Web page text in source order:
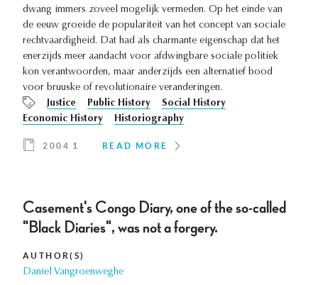
dwang immers zoveel mogelijk vermeden. Op het einde van
de eeuw groeide de populariteit van het concept van sociale
rechtvaardigheid. Dat had als charmante eigenschap dat het
enerzijds meer aandacht voor afdwingbare sociale politiek
kon verantwoorden, maar anderzijds een alternatief bood
voor bruuske of revolutionaire veranderingen.
Justice
Public History
Social History
Economic History
Historiography
2004 1 READ MORE
Casement's Congo Diary, one of the so-called
"Black Diaries", was not a forgery.
AUTHOR(S)
Daniel Vangroenweghe